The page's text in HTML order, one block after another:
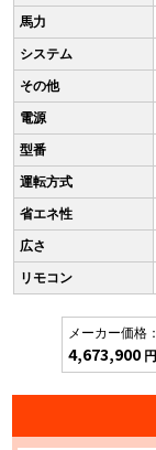
馬力
システム
その他
電源
型番
運転方式
省エネ性
広さ
リモコン
メーカー価格：
4,673,900 円